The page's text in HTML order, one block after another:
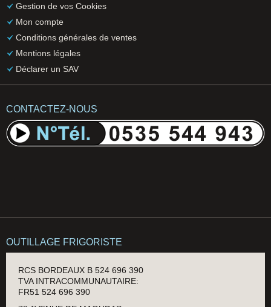
Gestion de vos Cookies
Mon compte
Conditions générales de ventes
Mentions légales
Déclarer un SAV
CONTACTEZ-NOUS
OUTILLAGE FRIGORISTE
RCS BORDEAUX B 524 696 390
TVA INTRACOMMUNAUTAIRE:
FR51 524 696 390